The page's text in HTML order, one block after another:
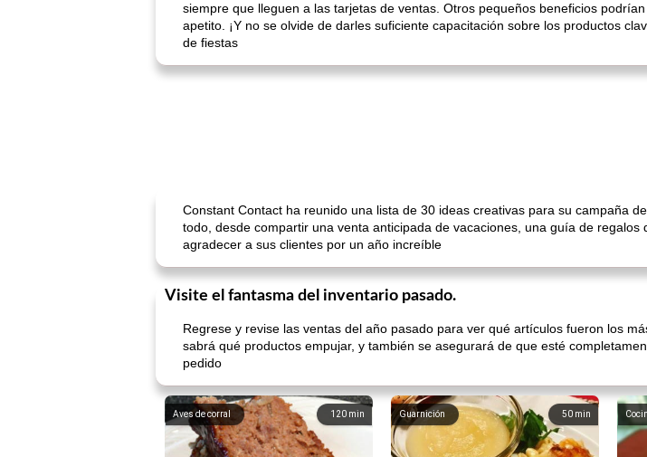
siempre que lleguen a las tarjetas de ventas. Otros pequeños beneficios
apetito. ¡Y no se olvide de darles suficiente capacitación sobre los productos
de fiestas
Constant Contact ha reunido una lista de 30 ideas creativas para su campaña
todo, desde compartir una venta anticipada de vacaciones, una guía de
agradecer a sus clientes por un año increíble
Visite el fantasma del inventario pasado.
Regrese y revise las ventas del año pasado para ver qué artículos fueron los
sabrá qué productos empujar, y también se asegurará de que esté
pedido
120 min
Aves de corral 50 min
Guarnición